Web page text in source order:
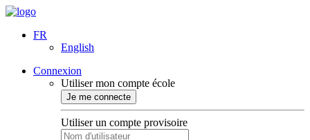
FR
English
Connexion
Utiliser mon compte école
Je me connecte
Utiliser un compte provisoire